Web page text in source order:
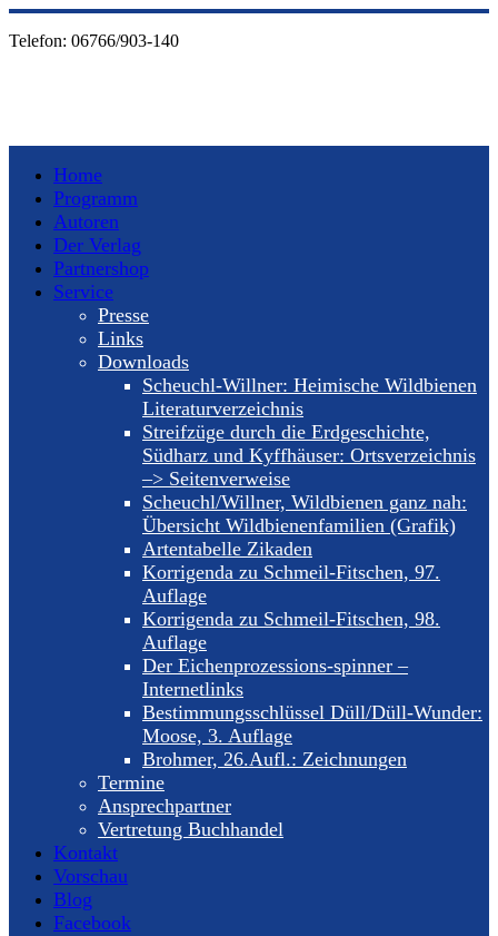
Telefon: 06766/903-140
Home
Programm
Autoren
Der Verlag
Partnershop
Service
Presse
Links
Downloads
Scheuchl-Willner: Heimische Wildbienen
Literaturverzeichnis
Streifzüge durch die Erdgeschichte,
Südharz und Kyffhäuser: Ortsverzeichnis
–> Seitenverweise
Scheuchl/Willner, Wildbienen ganz nah:
Übersicht Wildbienenfamilien (Grafik)
Artentabelle Zikaden
Korrigenda zu Schmeil-Fitschen, 97.
Auflage
Korrigenda zu Schmeil-Fitschen, 98.
Auflage
Der Eichenprozessions-spinner –
Internetlinks
Bestimmungsschlüssel Düll/Düll-Wunder:
Moose, 3. Auflage
Brohmer, 26.Aufl.: Zeichnungen
Termine
Ansprechpartner
Vertretung Buchhandel
Kontakt
Vorschau
Blog
Facebook